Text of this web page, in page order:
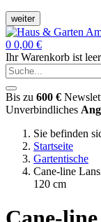
weiter
0 0,00 €
Ihr Warenkorb ist
Bis zu 600 €
Unverbindliches
Sie befinden
Startseite
Gartentische
Cane-line
120 cm